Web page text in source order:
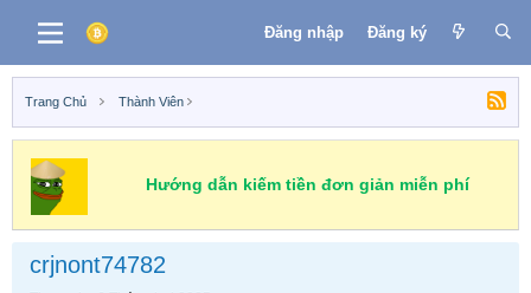
Đăng nhập Đăng ký
Trang Chủ Thành Viên
Hướng dẫn kiếm tiền đơn giản miễn phí
crjnont74782